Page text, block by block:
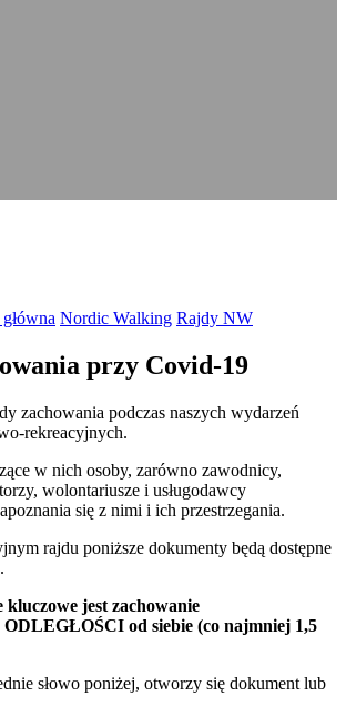
Nordic Walking Rajdy NW
przy Covid-19
zachowania podczas naszych wydarzeń
rekreacyjnych.
w nich osoby, zarówno zawodnicy,
wolontariusze i usługodawcy
się z nimi i ich przestrzegania.
rajdu poniższe dokumenty będą dostępne
jest zachowanie
od siebie (co najmniej 1,5
słowo poniżej, otworzy się dokument lub